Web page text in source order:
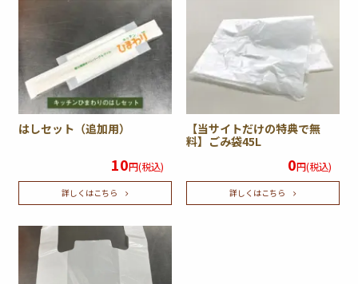
はしセット（追加用）
10円(税込)
詳しくはこちら
【当サイトだけの特典で無
料】ごみ袋45L
0円(税込)
詳しくはこちら